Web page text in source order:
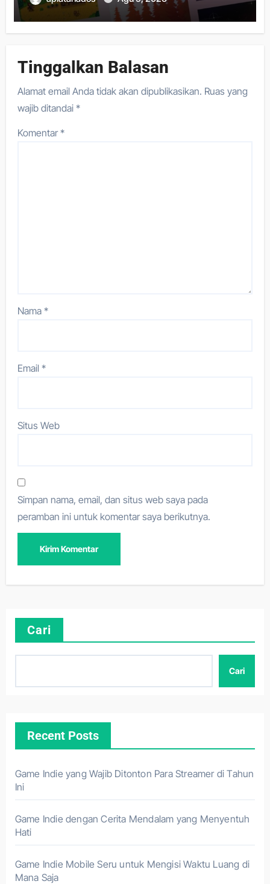
Tinggalkan Balasan
Alamat email Anda tidak akan dipublikasikan. Ruas yang
wajib ditandai*
Komentar*
Nama*
Email*
Situs Web
Simpan nama, email, dan situs web saya pada
peramban ini untuk komentar saya berikutnya.
Cari
Cari
Recent Posts
Game Indie yang Wajib Ditonton Para Streamer di Tahun
Ini
Game Indie dengan Cerita Mendalam yang Menyentuh
Hati
Game Indie Mobile Seru untuk Mengisi Waktu Luang di
Mana Saja